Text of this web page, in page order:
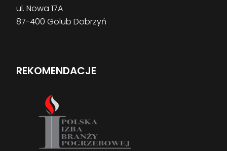
ul. Nowa 17A
87-400 Golub Dobrzyń
REKOMENDACJE